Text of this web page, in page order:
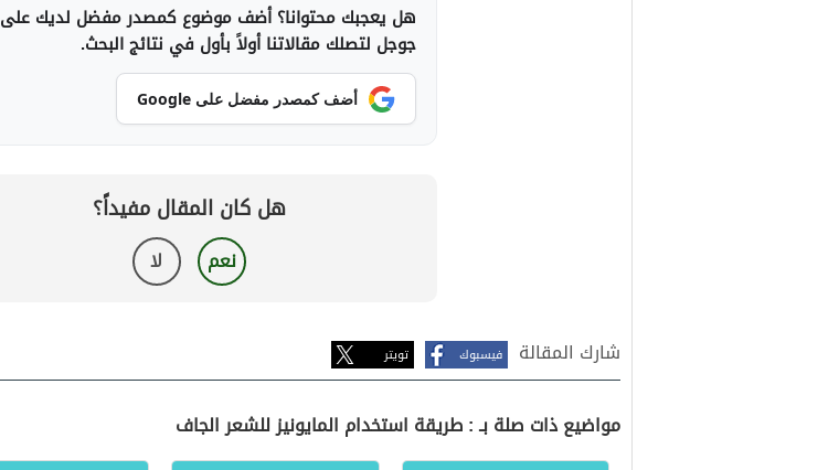
هل يعجبك محتوانا؟ أضف موضوع كمصدر مفضل لديك على
جوجل لتصلك مقالاتنا أولاً بأول في نتائج البحث.
أضف كمصدر مفضل على Google
هل كان المقال مفيداً؟
نعم لا
شارك المقالة فيسبوك تويتر
مواضيع ذات صلة بـ : طريقة استخدام المايونيز للشعر الجاف